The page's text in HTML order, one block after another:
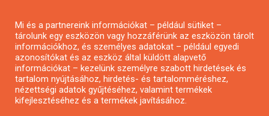
Pályázatírás civil szervezeteknek
Pályázatírás önkormányzatoknak
Pályázatfigyelés
Specifikus pályázatfigyelés vagy hírlevél
Mi és a partnereink információkat – például sütiket –
tárolunk egy eszközön vagy hozzáférünk az eszközön tárolt
információkhoz, és személyes adatokat – például egyedi
azonosítókat és az eszköz által küldött alapvető
információkat – kezelünk személyre szabott hirdetések és
tartalom nyújtásához, hirdetés- és tartalomméréshez,
nézettségi adatok gyűjtéséhez, valamint termékek
kifejlesztéséhez és a termékek javításához.